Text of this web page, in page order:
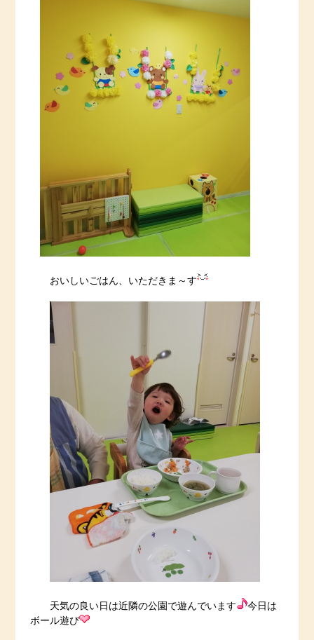
おいしいごはん、いただきま～す
天気の良い日は近隣の公園で遊んでいます
今日は
ボール遊び